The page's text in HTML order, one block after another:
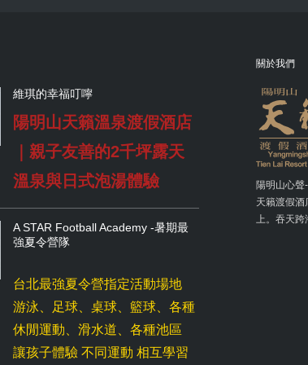
維琪的幸福叮嚀
陽明山天籟溫泉渡假酒店
｜親子友善的2千坪露天
溫泉與日式泡湯體驗
A STAR Football Academy -暑期最
強夏令營隊
台北最強夏令營指定活動場地
游泳、足球、桌球、籃球、各種
休閒運動、滑水道、各種池區
讓孩子體驗 不同運動 相互學習
關於我們
陽明山心聲
天籟渡假
上。吞天跨